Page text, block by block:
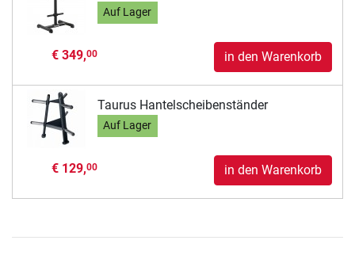
Auf Lager
€ 349,00 in den Warenkorb
Taurus Hantelscheibenständer
Auf Lager
€ 129,00 in den Warenkorb